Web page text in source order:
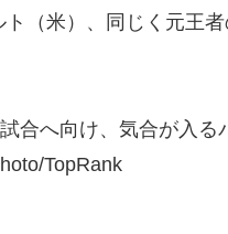
（米）、同じく元王
合へ向け、気合が入る
TopRank